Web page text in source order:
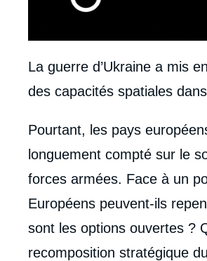
La guerre d’Ukraine a mis
des capacités spatiales
body
Pourtant, les pays
longuement compté sur le
forces armées. Face à un
Européens peuvent-ils
sont les options ouvertes ?
recomposition stratégique